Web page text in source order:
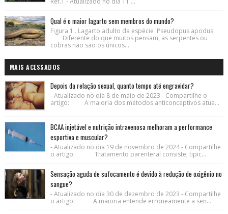
Qual é o maior lagarto sem membros do mundo?
Figura 1 . Lagarto adulto da espécie Pseudopus apodus.
Diferente do que muitos pensam, as serpentes ou
cobras não são os únicos...
MAIS ACESSADOS
Depois da relação sexual, quanto tempo até engravidar?
- Atualizado no dia 8 de maio de 2023 - Compartilhe o
artigo: A maioria dos métodos anticonceptivos atua...
BCAA injetável e nutrição intravenosa melhoram a performance
esportiva e muscular?
- Atualizado no dia 19 de novembro de 2024 - Compartilhe
o artigo: Tratamento parenteral consiste, tipic...
Sensação aguda de sufocamento é devido à redução de oxigênio no
sangue?
- Atualizado no dia 30 de dezembro de 2023 - Compartilhe
o artigo: A maioria entende erroneamente a sen...